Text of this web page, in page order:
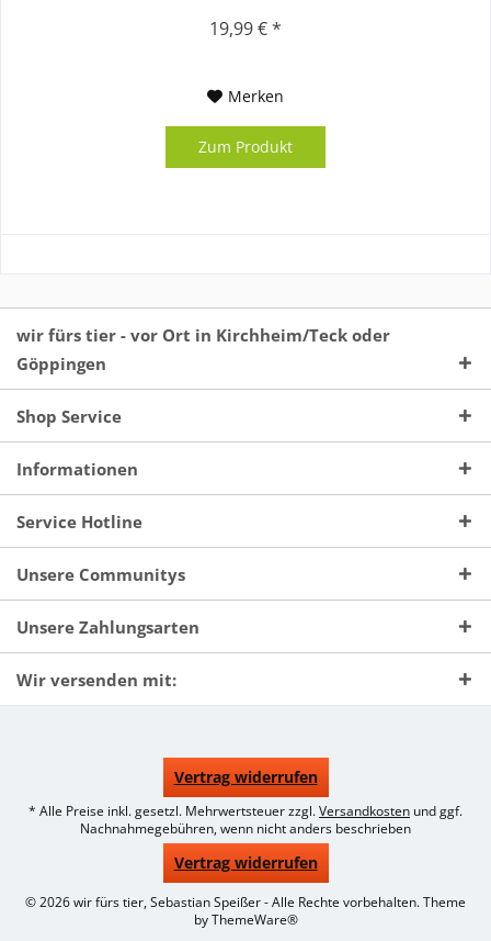
19,99 € *
Merken
Zum Produkt
wir fürs tier - vor Ort in Kirchheim/Teck oder
Göppingen
Shop Service
Informationen
Service Hotline
Unsere Communitys
Unsere Zahlungsarten
Wir versenden mit:
Vertrag widerrufen
* Alle Preise inkl. gesetzl. Mehrwertsteuer zzgl.Versandkosten und ggf.
Nachnahmegebühren, wenn nicht anders beschrieben
Vertrag widerrufen
© 2026 wir fürs tier, Sebastian Speißer - Alle Rechte vorbehalten. Theme
byThemeWare®